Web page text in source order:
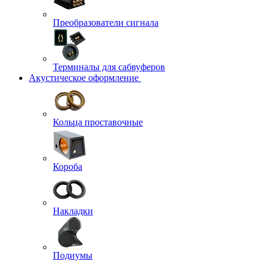
Преобразователи сигнала
Терминалы для сабвуферов
Акустическое оформление
Кольца проставочные
Короба
Накладки
Подиумы